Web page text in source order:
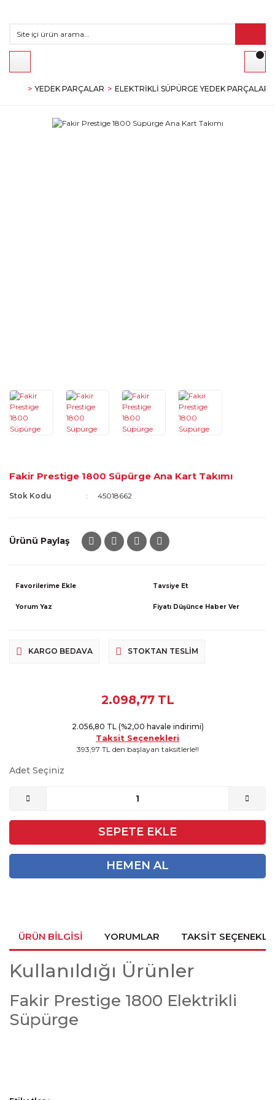
YEDEK PARÇALAR ELEKTRIKLI SÜPÜRGE YEDEK PARÇALARI
Fakir Prestige 1800 Süpürge Ana Kart Takımı
Stok Kodu 45018662
Ürünü Paylaş
Tavsiye Et
Yorum Yaz Fiyatı Düşünce Haber Ver
KARGO BEDAVA STOKTAN TESLIM
2.098,77 TL
2.056,80 TL (%2,00 havale indirimi)
Taksit Seçenekleri
393,97 TL den başlayan taksitlerle!!
Adet Seçiniz
SEPETE EKLE
HEMEN AL
ÜRÜN BILGISI YORUMLAR TAKSIT
Kullanıldığı Ürünler
Fakir Prestige 1800 Elektrikli
Süpürge